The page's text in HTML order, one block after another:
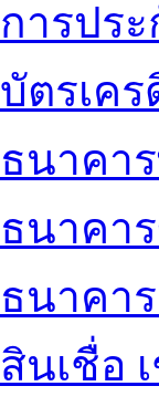
การปร
บัตรเคร
ธนาคา
ธนาคา
ธนาคา
สินเชื่อ